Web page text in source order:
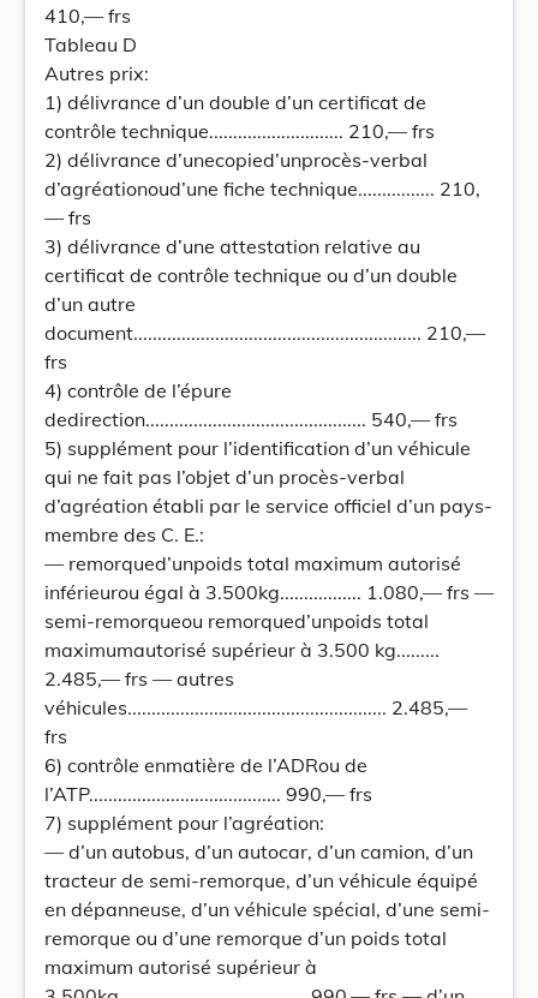
410,— frs
Tableau D
Autres prix:
1) délivrance d’un double d’un certificat de
contrôle technique............................ 210,— frs
2) délivrance d’unecopied’unprocès-verbal
d’agréationoud’une fiche technique................ 210,
— frs
3) délivrance d’une attestation relative au
certificat de contrôle technique ou d’un double
d’un autre
document............................................................ 210,—
frs
4) contrôle de l’épure
dedirection.............................................. 540,— frs
5) supplément pour l’identification d’un véhicule
qui ne fait pas l’objet d’un procès-verbal
d’agréation établi par le service officiel d’un pays-
membre des C. E.:
— remorqued’unpoids total maximum autorisé
inférieurou égal à 3.500kg................. 1.080,— frs —
semi-remorqueou remorqued’unpoids total
maximumautorisé supérieur à 3.500 kg.........
2.485,— frs — autres
véhicules...................................................... 2.485,—
frs
6) contrôle enmatière de l’ADRou de
l’ATP........................................ 990,— frs
7) supplément pour l’agréation:
— d’un autobus, d’un autocar, d’un camion, d’un
tracteur de semi-remorque, d’un véhicule équipé
en dépanneuse, d’un véhicule spécial, d’une semi-
remorque ou d’une remorque d’un poids total
maximum autorisé supérieur à